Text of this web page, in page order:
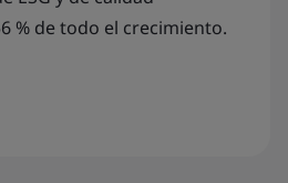
% de todo el crecimiento.